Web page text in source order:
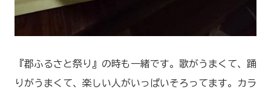
『郡ふるさと祭り』の時も一緒です。歌がうまくて、踊
りがうまくて、楽しい人がいっぱいそろってます。カラ